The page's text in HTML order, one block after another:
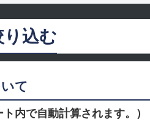
込む
て
内で自動計算されます。）